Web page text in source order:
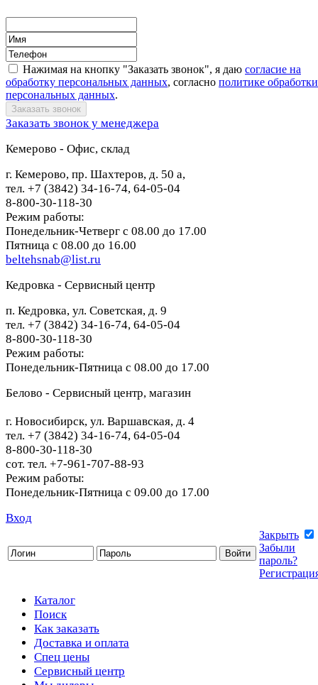
Нажимая на кнопку "Заказать звонок", я даю согласие на
обработку персональных данных, согласно политике обработки
персональных данных.
Заказать звонок у менеджера
Кемерово - Офис, склад
г. Кемерово, пр. Шахтеров, д. 50 а,
тел. +7 (3842) 34-16-74, 64-05-04
8-800-30-118-30
Режим работы:
Понедельник-Четверг с 08.00 до 17.00
Пятница с 08.00 до 16.00
beltehsnab@list.ru
Кедровка - Сервисный центр
п. Кедровка, ул. Советская, д. 9
тел. +7 (3842) 34-16-74, 64-05-04
8-800-30-118-30
Режим работы:
Понедельник-Пятница с 08.00 до 17.00
Белово - Сервисный центр, магазин
г. Новосибирск, ул. Варшавская, д. 4
тел. +7 (3842) 34-16-74, 64-05-04
8-800-30-118-30
сот. тел. +7-961-707-88-93
Режим работы:
Понедельник-Пятница с 09.00 до 17.00
Вход
Закрыть
Забыли
пароль?
Каталог
Поиск
Как заказать
Доставка и оплата
Спец цены
Сервисный центр